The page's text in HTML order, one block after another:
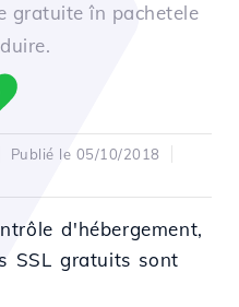
gratuite în pachetele
Publié le 05/10/2018
d'hébergement,
SSL gratuits sont